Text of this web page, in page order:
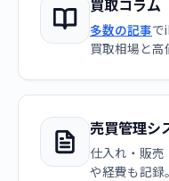
買取コラム
多数の記事で
買取相場と高
売買管理シ
仕入れ・販
や経費も記録。